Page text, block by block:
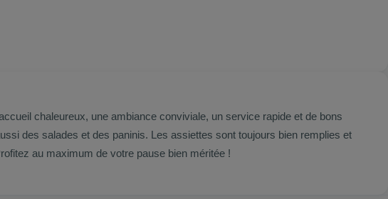
chaleureux, une ambiance conviviale, un service rapide et de bons
des salades et des paninis. Les assiettes sont toujours bien remplies et
au maximum de votre pause bien méritée !